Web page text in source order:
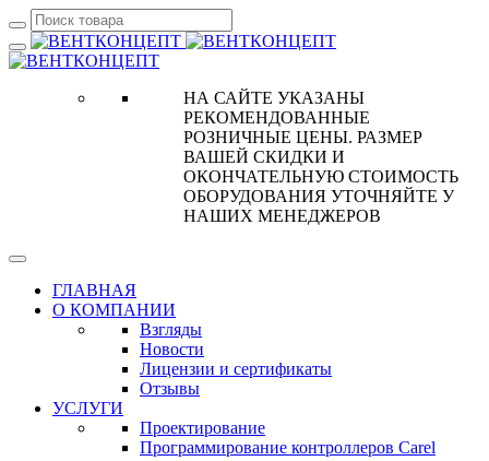
НА САЙТЕ УКАЗАНЫ
РЕКОМЕНДОВАННЫЕ
РОЗНИЧНЫЕ ЦЕНЫ. РАЗМЕР
ВАШЕЙ СКИДКИ И
ОКОНЧАТЕЛЬНУЮ СТОИМОСТЬ
ОБОРУДОВАНИЯ УТОЧНЯЙТЕ У
НАШИХ МЕНЕДЖЕРОВ
ГЛАВНАЯ
О КОМПАНИИ
Взгляды
Новости
Лицензии и сертификаты
Отзывы
УСЛУГИ
Проектирование
Программирование контроллеров Carel